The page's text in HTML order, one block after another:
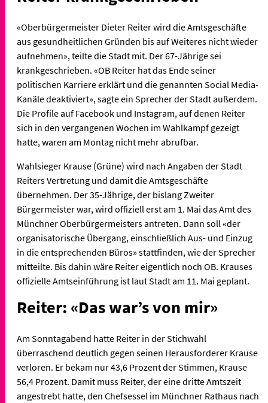
«Oberbürgermeister Dieter Reiter wird die Amtsgeschäfte
aus gesundheitlichen Gründen bis auf Weiteres nicht wieder
aufnehmen», teilte die Stadt mit. Der 67-Jährige sei
krankgeschrieben. «OB Reiter hat das Ende seiner
politischen Karriere erklärt und die genannten Social Media-
Kanäle deaktiviert», sagte ein Sprecher der Stadt außerdem.
Die Profile auf Facebook und Instagram, auf denen Reiter
sich in den vergangenen Wochen im Wahlkampf gezeigt
hatte, waren am Montag nicht mehr abrufbar.
Wahlsieger Krause (Grüne) wird nach Angaben der Stadt
Reiters Vertretung und damit die Amtsgeschäfte
übernehmen. Der 35-Jährige, der bislang Zweiter
Bürgermeister war, wird offiziell erst am 1. Mai das Amt des
Münchner Oberbürgermeisters antreten. Dann soll «der
organisatorische Übergang, einschließlich Aus- und Einzug
in die entsprechenden Büros» stattfinden, wie der Sprecher
mitteilte. Bis dahin wäre Reiter eigentlich noch OB. Krauses
offizielle Amtseinführung ist laut Stadt am 11. Mai geplant.
Reiter: «Das war’s von mir»
Am Sonntagabend hatte Reiter in der Stichwahl
überraschend deutlich gegen seinen Herausforderer Krause
verloren. Er bekam nur 43,6 Prozent der Stimmen, Krause
56,4 Prozent. Damit muss Reiter, der eine dritte Amtszeit
angestrebt hatte, den Chefsessel im Münchner Rathaus nach